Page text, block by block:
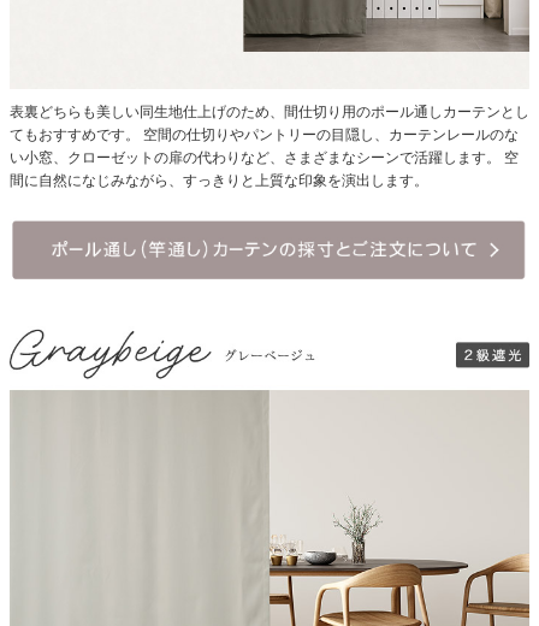
表裏どちらも美しい同生地仕上げのため、間仕切り用のポール通しカーテンとし
てもおすすめです。
空間の仕切りやパントリーの目隠し、カーテンレールのな
い小窓、クローゼットの扉の代わりなど、さまざまなシーンで活躍します。 空
間に自然になじみながら、すっきりと上質な印象を演出します。